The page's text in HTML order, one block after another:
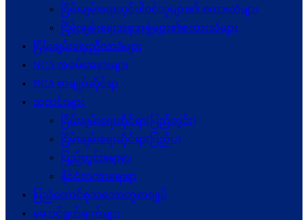
ငြိမ်းချမ်းရေးတွင်ပါဝင်သူများ၏ စကားသံများ
ငြိမ်းချမ်းရေးအစုအဖွဲ့များ၏စကားသံများ
ငြိမ်းချမ်းရေးညီလာခံများ
NCA အခမ်းအနားများ
NCA စာချုပ်ဆိုင်ရာ
သတင်းများ
ငြိမ်းချမ်းရေးဆိုင်ရာ(ပြည်တွင်း)
ငြိမ်းချမ်းရေးဆိုင်ရာ(ပြည်ပ)
ပြည်တွင်းရေးရာ
နိုင်ငံတကာရေးရာ
ပြည်ထောင်စုသဘောတူစာချုပ်
ဆောင်ရွက်ချက်များ